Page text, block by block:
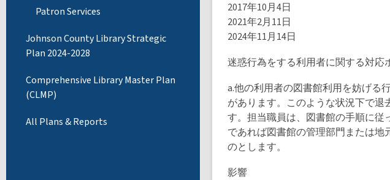
Patron Services
Johnson County Library Strategic
Plan 2024-2028
Comprehensive Library Master Plan
(CLMP)
All Plans & Reports
2017年10月4日
2021年2月11日
2024年11月14日
迷惑行為をする利用者に関する対応
a.他の利用者の図書館利用を妨げる
があります。このような状況下で退
す。担当職員は、図書館の手順に
であれば図書館の管理部門または
のとします。
影響